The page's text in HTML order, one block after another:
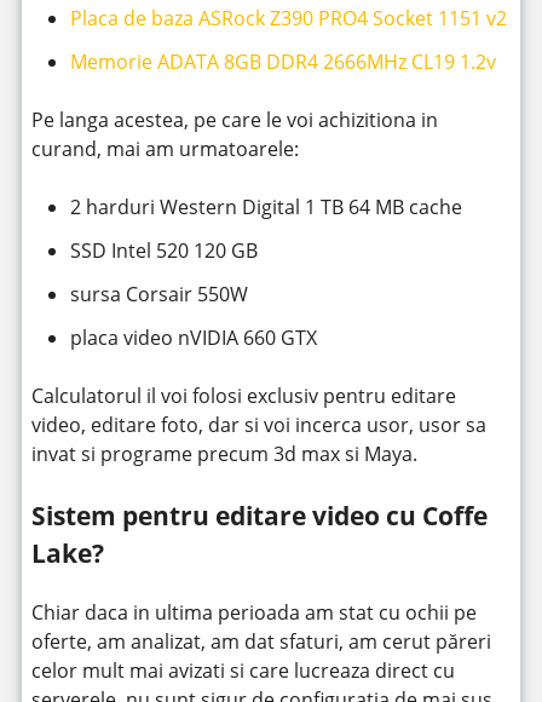
Placa de baza ASRock Z390 PRO4 Socket 1151 v2
Memorie ADATA 8GB DDR4 2666MHz CL19 1.2v
Pe langa acestea, pe care le voi achizitiona in
curand, mai am urmatoarele:
2 harduri Western Digital 1 TB 64 MB cache
SSD Intel 520 120 GB
sursa Corsair 550W
placa video nVIDIA 660 GTX
Calculatorul il voi folosi exclusiv pentru editare
video, editare foto, dar si voi incerca usor, usor sa
invat si programe precum 3d max si Maya.
Sistem pentru editare video cu Coffe
Lake?
Chiar daca in ultima perioada am stat cu ochii pe
oferte, am analizat, am dat sfaturi, am cerut păreri
celor mult mai avizati si care lucreaza direct cu